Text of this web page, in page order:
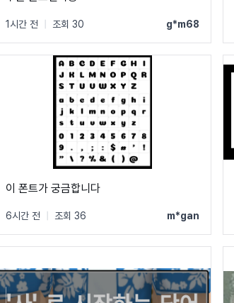
1시간 전 조회 30 g*m68
이 폰트가 궁금합니다
6시간 전 조회 36 m*gan